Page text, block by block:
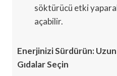
söktürücü etki
açabilir.
Enerjinizi Sürdürün:
Gıdalar Seçin